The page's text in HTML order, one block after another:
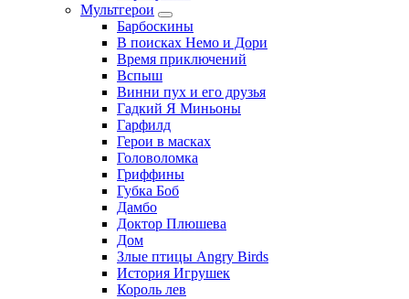
Мультгерои
Барбоскины
В поисках Немо и Дори
Время приключений
Вспыш
Винни пух и его друзья
Гадкий Я Миньоны
Гарфилд
Герои в масках
Головоломка
Гриффины
Губка Боб
Дамбо
Доктор Плюшева
Дом
Злые птицы Angry Birds
История Игрушек
Король лев